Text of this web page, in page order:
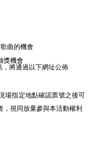
曲的機會
獎機會
，將通過以下網址公佈
場指定地點確認票號之後可
視同放棄參與本活動權利